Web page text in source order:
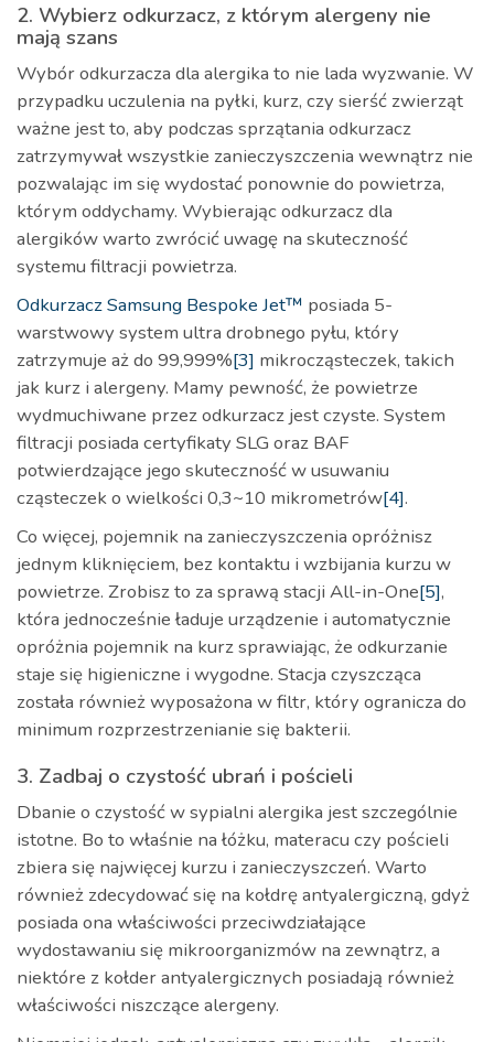
2. Wybierz odkurzacz, z którym alergeny nie
mają szans
Wybór odkurzacza dla alergika to nie lada wyzwanie. W
przypadku uczulenia na pyłki, kurz, czy sierść zwierząt
ważne jest to, aby podczas sprzątania odkurzacz
zatrzymywał wszystkie zanieczyszczenia wewnątrz nie
pozwalając im się wydostać ponownie do powietrza,
którym oddychamy. Wybierając odkurzacz dla
alergików warto zwrócić uwagę na skuteczność
systemu filtracji powietrza.
Odkurzacz Samsung Bespoke Jet™ posiada 5-
warstwowy system ultra drobnego pyłu, który
zatrzymuje aż do 99,999%[3] mikrocząsteczek, takich
jak kurz i alergeny. Mamy pewność, że powietrze
wydmuchiwane przez odkurzacz jest czyste. System
filtracji posiada certyfikaty SLG oraz BAF
potwierdzające jego skuteczność w usuwaniu
cząsteczek o wielkości 0,3~10 mikrometrów[4].
Co więcej, pojemnik na zanieczyszczenia opróżnisz
jednym kliknięciem, bez kontaktu i wzbijania kurzu w
powietrze. Zrobisz to za sprawą stacji All-in-One[5],
która jednocześnie ładuje urządzenie i automatycznie
opróżnia pojemnik na kurz sprawiając, że odkurzanie
staje się higieniczne i wygodne. Stacja czyszcząca
została również wyposażona w filtr, który ogranicza do
minimum rozprzestrzenianie się bakterii.
3. Zadbaj o czystość ubrań i pościeli
Dbanie o czystość w sypialni alergika jest szczególnie
istotne. Bo to właśnie na łóżku, materacu czy pościeli
zbiera się najwięcej kurzu i zanieczyszczeń. Warto
również zdecydować się na kołdrę antyalergiczną, gdyż
posiada ona właściwości przeciwdziałające
wydostawaniu się mikroorganizmów na zewnątrz, a
niektóre z kołder antyalergicznych posiadają również
właściwości niszczące alergeny.